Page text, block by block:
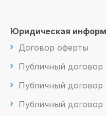
Юридическая
Договор оферты
Публичный
Публичный
Публичный договор